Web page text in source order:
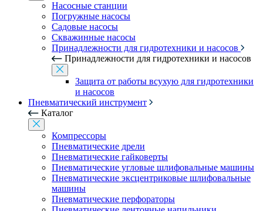
Насосные станции
Погружные насосы
Садовые насосы
Скважинные насосы
Принадлежности для гидротехники и насосов
Принадлежности для гидротехники и насосов
Защита от работы всухую для гидротехники
и насосов
Пневматический инструмент
Каталог
Компрессоры
Пневматические дрели
Пневматические гайковерты
Пневматические угловые шлифовальные машины
Пневматические эксцентриковые шлифовальные
машины
Пневматические перфораторы